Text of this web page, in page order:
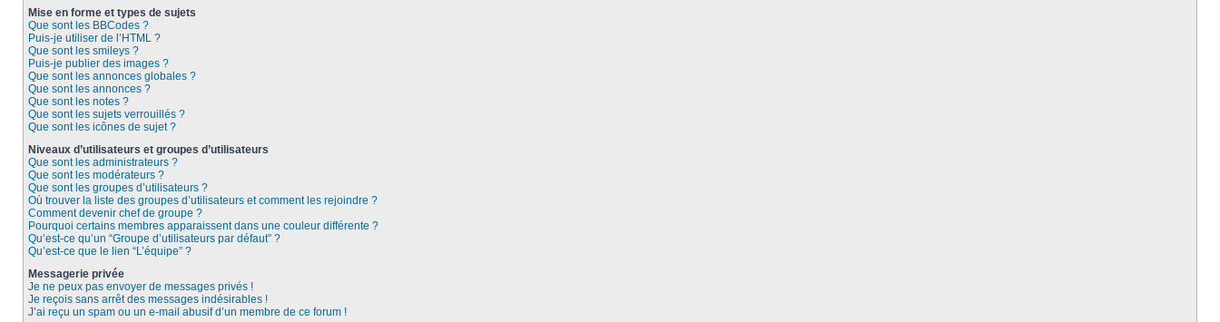
Mise en forme et types de sujets
Que sont les BBCodes ?
Puis-je utiliser de l’HTML ?
Que sont les smileys ?
Puis-je publier des images ?
Que sont les annonces globales ?
Que sont les annonces ?
Que sont les notes ?
Que sont les sujets verrouillés ?
Que sont les icônes de sujet ?
Niveaux d’utilisateurs et groupes d’utilisateurs
Que sont les administrateurs ?
Que sont les modérateurs ?
Que sont les groupes d’utilisateurs ?
Où trouver la liste des groupes d’utilisateurs et comment les rejoindre ?
Comment devenir chef de groupe ?
Pourquoi certains membres apparaissent dans une couleur différente ?
Qu’est-ce qu’un “Groupe d’utilisateurs par défaut” ?
Qu’est-ce que le lien “L’équipe” ?
Messagerie privée
Je ne peux pas envoyer de messages privés !
Je reçois sans arrêt des messages indésirables !
J’ai reçu un spam ou un e-mail abusif d’un membre de ce forum !